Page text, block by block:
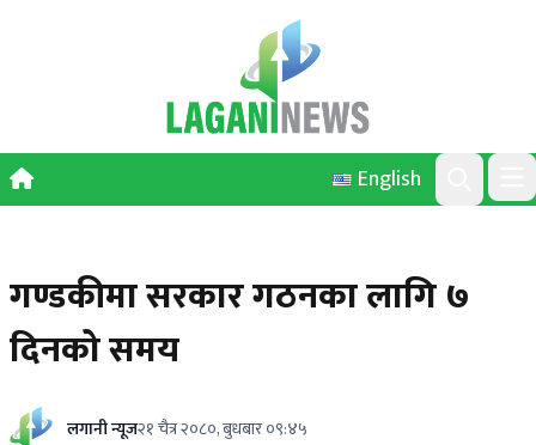
English
Search
गण्डकीमा सरकार गठनका लागि ७
दिनको समय
लगानी न्यूज२१ चैत्र २०८०, बुधबार ०९:४५